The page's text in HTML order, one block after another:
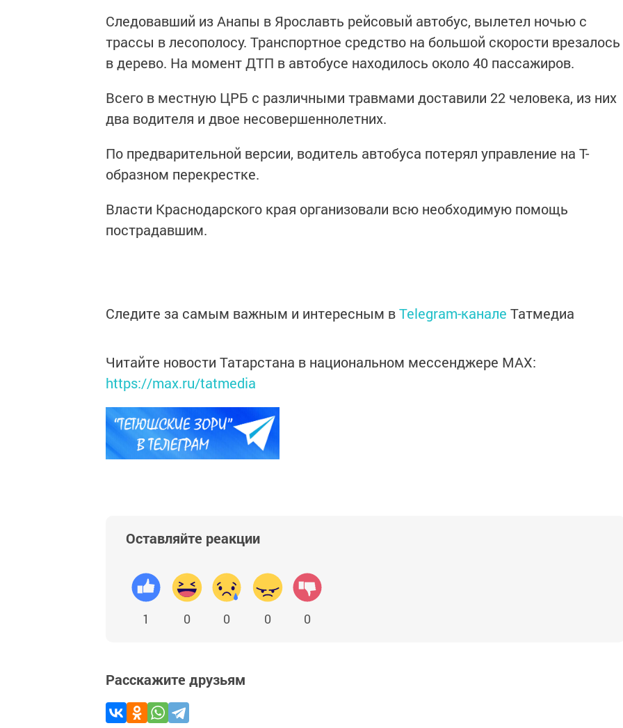
Следовавший из Анапы в Ярославть рейсовый автобус, вылетел ночью с
трассы в лесополосу. Транспортное средство на большой скорости врезалось
в дерево. На момент ДТП в автобусе находилось около 40 пассажиров.
Всего в местную ЦРБ с различными травмами доставили 22 человека, из них
два водителя и двое несовершеннолетних.
По предварительной версии, водитель автобуса потерял управление на Т-
образном перекрестке.
Власти Краснодарского края организовали всю необходимую помощь
пострадавшим.
Следите за самым важным и интересным вTelegram-канале Татмедиа
Читайте новости Татарстана в национальном мессенджере MАХ:
https://max.ru/tatmedia
Оставляйте реакции
1 0 0 0 0
Расскажите друзьям